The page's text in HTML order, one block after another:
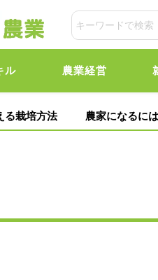
ル 農業経営
る栽培方法 農家になるには